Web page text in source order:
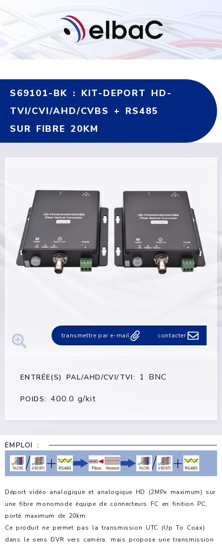
S69101-BK : KIT-DEPORT HD-
TVI/CVI/AHD/CVBS + RS485
SUR FIBRE 20KM
transmettre par e-mail contacter
ENTRÉE(S) PAL/AHD/CVI/TVI: 1 BNC
POIDS: 400.0 g/kit
EMPLOI :
/ + / +
Déport vidéo analogique et analogique HD (2MPx maximum) sur
une fibre monomode équipe de connecteurs FC en finition PC,
porté maximum de 20km.
Ce produit ne permet pas la transmission UTC (Up To Coax)
dans le sens DVR vers caméra, mais propose une transmission